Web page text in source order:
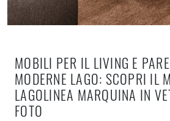
MOBILI PER IL LIVING E
MODERNE LAGO: SCOPRI IL
LAGOLINEA MARQUINA IN
FOTO